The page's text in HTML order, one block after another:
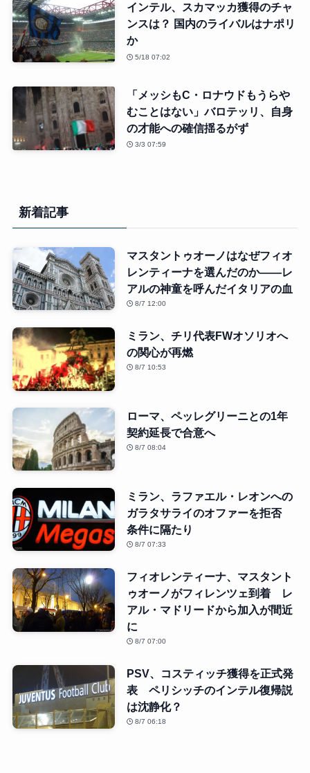
インテル、スカマッカ獲得のチャ
ンスは？ 国内のライバルはナポリ
か
5/18 07:02
「メッシもC・ロナウドもうらや
むことはない」バロテッリ、自身
の才能への確信揺るがず
3/3 07:59
新着記事
マスタントゥオーノはなぜフィオ
レンティーナを選んだのか――レ
アルの神童を呼んだイタリアの血
8/7 12:00
ミラン、チリ代表FWオソリオへ
の関心が再燃
8/7 10:53
ローマ、ペッレグリーニとの1年
契約延長で合意へ
8/7 08:04
ミラン、ラファエル・レオンへの
ガラタサライのオファーを拒否
条件に隔たり
8/7 07:33
フィオレンティーナ、マスタント
ゥオーノがフィレンツェ到着 レ
アル・マドリードから加入が間近
に
8/7 07:00
PSV、コスティッチ獲得を正式発
表 ペリシッチのインテル復帰説
は沈静化？
8/7 06:18